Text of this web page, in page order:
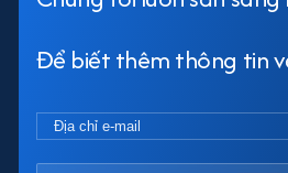
Để biết thêm thông tin